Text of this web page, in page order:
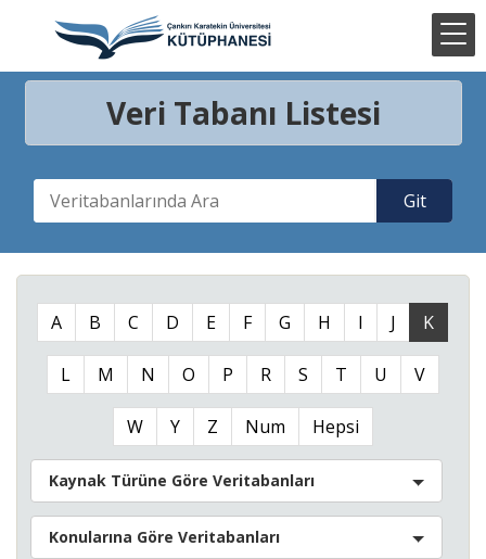
Veri Tabanı Listesi
A B C D E F G H I J K
L M N O P R S T U V
W Y Z Num Hepsi
Kaynak Türüne Göre Veritabanları
Konularına Göre Veritabanları